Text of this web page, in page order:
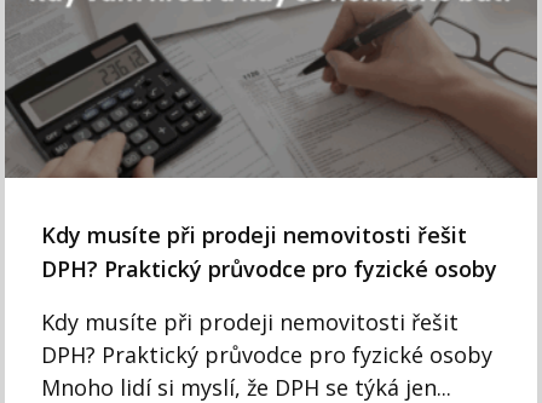
Kdy musíte při prodeji nemovitosti řešit
DPH? Praktický průvodce pro fyzické osoby
Kdy musíte při prodeji nemovitosti řešit
DPH? Praktický průvodce pro fyzické osoby
Mnoho lidí si myslí, že DPH se týká jen...